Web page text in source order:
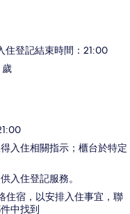
住登記結束時間：21:00
歲
入住相關指示；櫃台於特定
入住登記服務。
住宿，以安排入住事宜，聯
中找到